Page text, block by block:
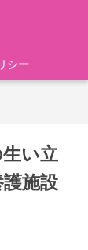
シー
い立
施設